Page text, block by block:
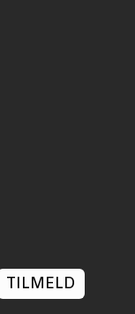
TILMELD